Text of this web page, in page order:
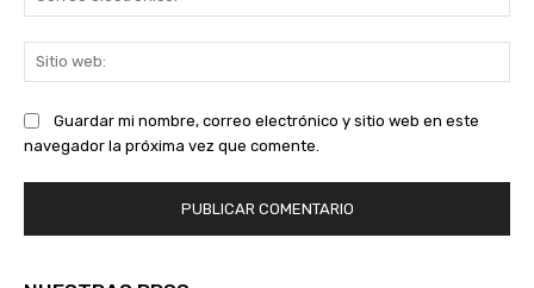
Guardar mi nombre, correo electrónico y sitio web en este
navegador la próxima vez que comente.